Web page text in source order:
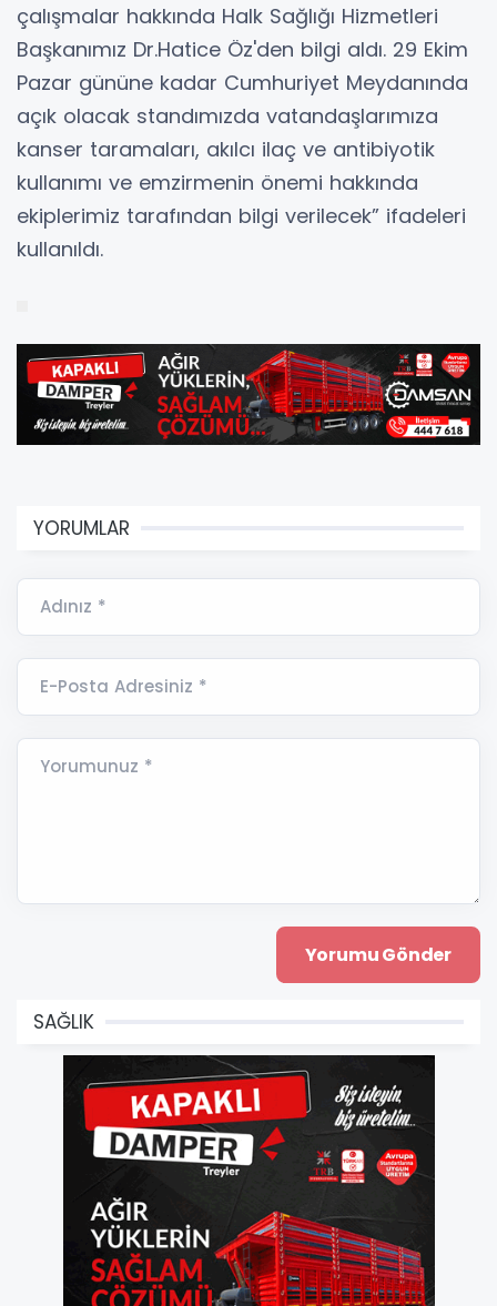
çalışmalar hakkında Halk Sağlığı Hizmetleri
Başkanımız Dr.Hatice Öz'den bilgi aldı. 29 Ekim
Pazar gününe kadar Cumhuriyet Meydanında
açık olacak standımızda vatandaşlarımıza
kanser taramaları, akılcı ilaç ve antibiyotik
kullanımı ve emzirmenin önemi hakkında
ekiplerimiz tarafından bilgi verilecek” ifadeleri
kullanıldı.
YORUMLAR
Adınız *
E-Posta Adresiniz *
Yorumunuz *
SAĞLIK